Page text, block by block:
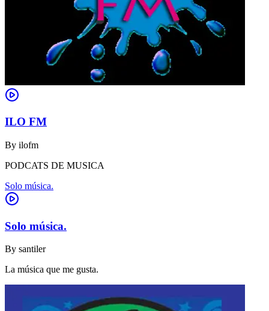
ILO FM
By ilofm
PODCATS DE MUSICA
Solo música.
Solo música.
By santiler
La música que me gusta.